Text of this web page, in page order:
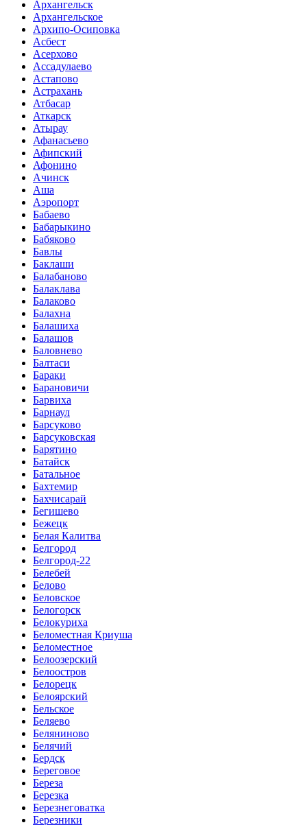
Архангельск
Архангельское
Архипо-Осиповка
Асбест
Асерхово
Ассадулаево
Астапово
Астрахань
Атбасар
Аткарск
Атырау
Афанасьево
Афипский
Афонино
Ачинск
Аша
Аэропорт
Бабаево
Бабарыкино
Бабяково
Бавлы
Баклаши
Балабаново
Балаклава
Балаково
Балахна
Балашиха
Балашов
Баловнево
Балтаси
Бараки
Барановичи
Барвиха
Барнаул
Барсуково
Барсуковская
Барятино
Батайск
Батальное
Бахтемир
Бахчисарай
Бегишево
Бежецк
Белая Калитва
Белгород
Белгород-22
Белебей
Белово
Беловское
Белогорск
Белокуриха
Беломестная Криуша
Беломестное
Белоозерский
Белоостров
Белорецк
Белоярский
Бельское
Беляево
Беляниново
Белячий
Бердск
Береговое
Береза
Березка
Березнеговатка
Березники